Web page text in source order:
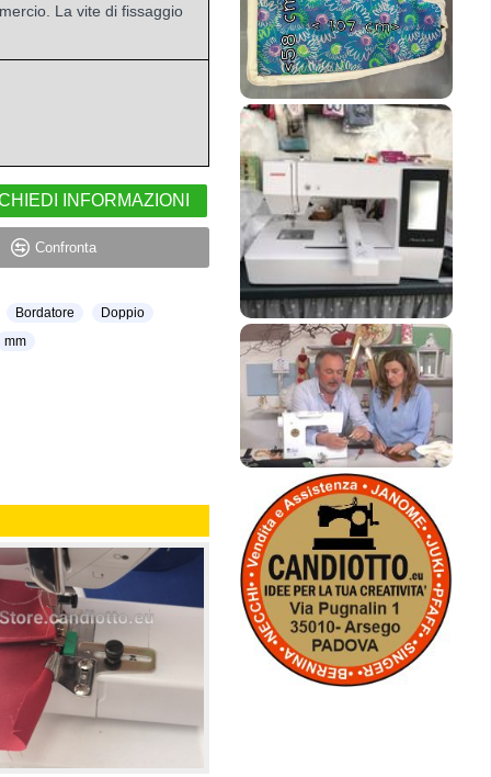
La vite di fissaggio
INFORMAZIONI
Confronta
Bordatore
Doppio
mm